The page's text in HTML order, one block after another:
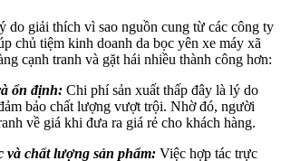
do giải thích vì sao nguồn cung từ các công ty
chủ tiệm kinh doanh da bọc yên xe máy xã
cạnh tranh và gặt hái nhiều thành công hơn:
ổn định: Chi phí sản xuất thấp đây là lý do
bảo chất lượng vượt trội. Nhờ đó, người
về giá khi đưa ra giá rẻ cho khách hàng.
và chất lượng sản phẩm: Việc hợp tác trực